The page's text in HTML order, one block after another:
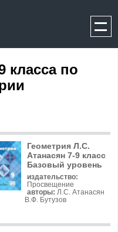
класса по
Геометрия Л.С.
Атанасян 7-9 класс
Базовый уровень
издательство:
Просвещение
авторы: Л.С. Атанасян
В.Ф. Бутузов